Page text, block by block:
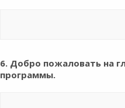
6. Добро пожаловать на
программы.